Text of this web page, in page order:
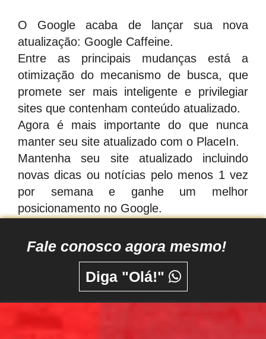
O Google acaba de lançar sua nova
atualização: Google Caffeine.
Entre as principais mudanças está a
otimização do mecanismo de busca, que
promete ser mais inteligente e privilegiar
sites que contenham conteúdo atualizado.
Agora é mais importante do que nunca
manter seu site atualizado com o PlaceIn.
Mantenha seu site atualizado incluindo
novas dicas ou notícias pelo menos 1 vez
por semana e ganhe um melhor
posicionamento no Google.
Fale conosco agora mesmo!
Diga "Olá!"